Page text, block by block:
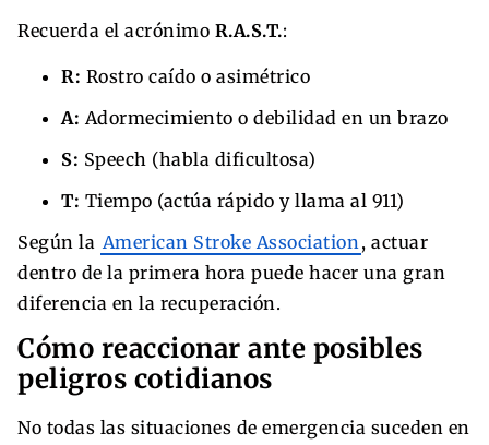
Recuerda el acrónimo R.A.S.T.:
R: Rostro caído o asimétrico
A: Adormecimiento o debilidad en un brazo
S: Speech (habla dificultosa)
T: Tiempo (actúa rápido y llama al 911)
Según la American Stroke Association , actuar
dentro de la primera hora puede hacer una gran
diferencia en la recuperación.
Cómo reaccionar ante posibles
peligros cotidianos
No todas las situaciones de emergencia suceden en